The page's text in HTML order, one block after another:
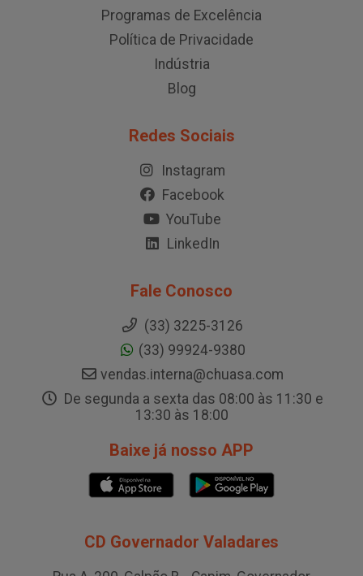
Programas de Excelência
Política de Privacidade
Indústria
Blog
Redes Sociais
Instagram
Facebook
YouTube
LinkedIn
Fale Conosco
(33) 3225-3126
(33) 99924-9380
vendas.interna@chuasa.com
De segunda a sexta das 08:00 às 11:30 e
13:30 às 18:00
Baixe já nosso APP
CD Governador Valadares